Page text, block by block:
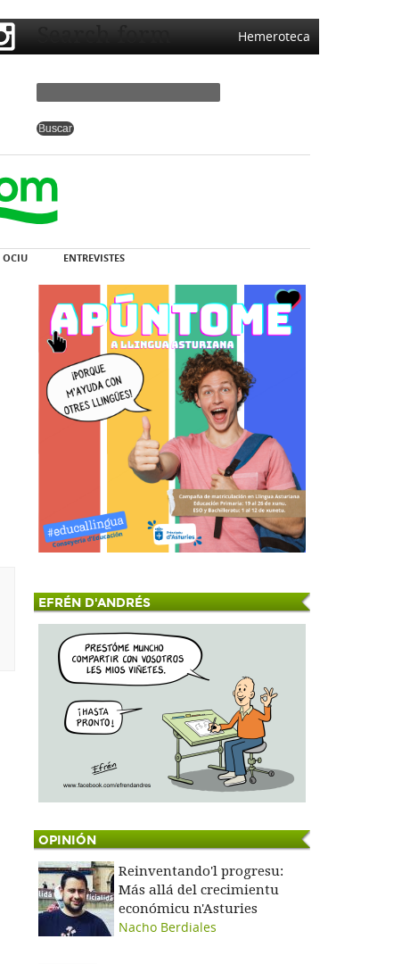
Hemeroteca
Search form
OCIU ENTREVISTES
EFRÉN D'ANDRÉS
OPINIÓN
Reinventando'l progresu:
Más allá del crecimientu
económicu n'Asturies
Nacho Berdiales